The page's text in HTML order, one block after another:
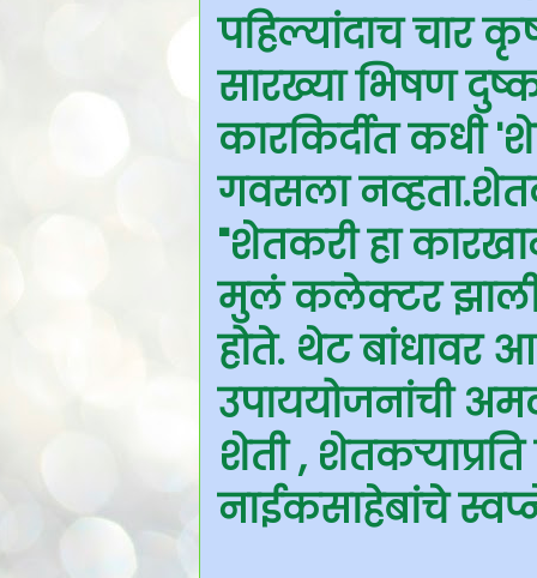
पहिल्यांदाच चार
सारख्या भिषण
कारकिर्दीत कधी
गवसला
"शेतकरी हा
मुलं कलेक्टर झाली
होते. थेट बांधावर
उपाययोजनांची
शेती ,
नाईकसाहेबांचे